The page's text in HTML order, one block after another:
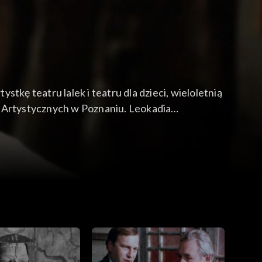
teatru lalek i teatru dla dzieci, wieloletnią
w Poznaniu. Leokadia
Krystyny Miłobędzkiej, wspomina
ilustrują filmowe migawki z wystawy,